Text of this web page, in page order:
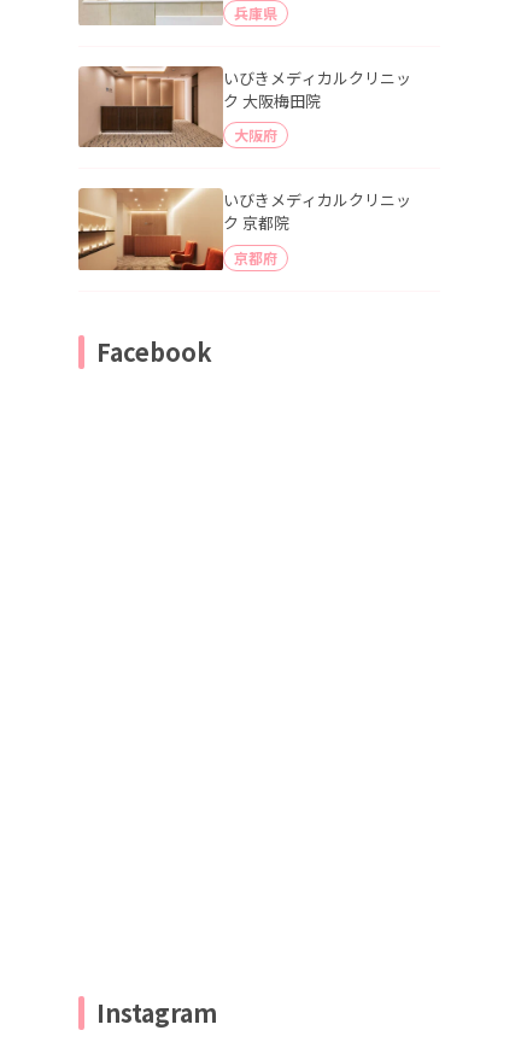
兵庫県
いびきメディカルクリニッ
ク 大阪梅田院
大阪府
いびきメディカルクリニッ
ク 京都院
京都府
Facebook
Instagram